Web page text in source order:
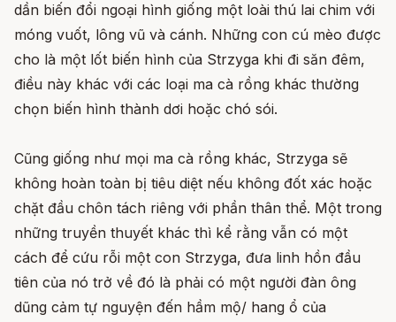
dần biến đổi ngoại hình giống một loài thú lai chim với
móng vuốt, lông vũ và cánh. Những con cú mèo được
cho là một lốt biến hình của Strzyga khi đi săn đêm,
điều này khác với các loại ma cà rồng khác thường
chọn biến hình thành dơi hoặc chó sói.
Cũng giống như mọi ma cà rồng khác, Strzyga sẽ
không hoàn toàn bị tiêu diệt nếu không đốt xác hoặc
chặt đầu chôn tách riêng với phần thân thể. Một trong
những truyền thuyết khác thì kể rằng vẫn có một
cách để cứu rỗi một con Strzyga, đưa linh hồn đầu
tiên của nó trở về đó là phải có một người đàn ông
dũng cảm tự nguyện đến hầm mộ/ hang ổ của